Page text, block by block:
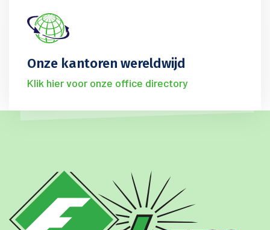
Onze kantoren wereldwijd
Klik hier voor onze office directory